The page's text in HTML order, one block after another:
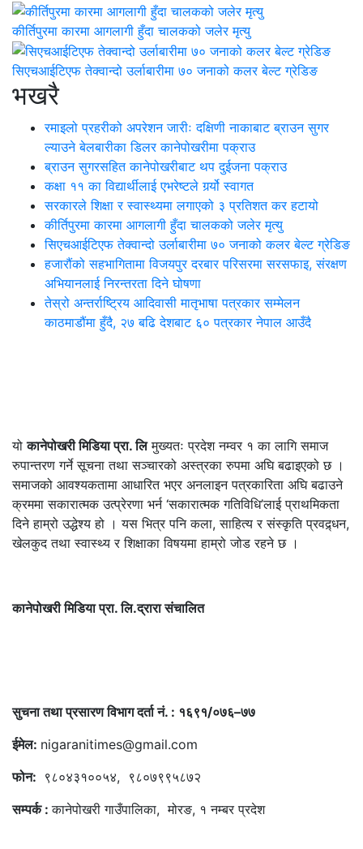
कीर्तिपुरमा कारमा आगलागी हुँदा चालकको जलेर मृत्यु
सिएचआईटिएफ तेक्वान्दो उर्लाबारीमा ७० जनाको कलर बेल्ट ग्रेडिङ
भखरै
रमाइलो प्रहरीको अपरेशन जारीः दक्षिणी नाकाबाट ब्राउन सुगर
ल्याउने बेलबारीका डिलर कानेपोखरीमा पक्राउ
ब्राउन सुगरसहित कानेपोखरीबाट थप दुईजना पक्राउ
कक्षा ११ का विद्यार्थीलाई एभरेष्टले गर्र्यो स्वागत
सरकारले शिक्षा र स्वास्थ्यमा लगाएको ३ प्रतिशत कर हटायो
कीर्तिपुरमा कारमा आगलागी हुँदा चालकको जलेर मृत्यु
सिएचआईटिएफ तेक्वान्दो उर्लाबारीमा ७० जनाको कलर बेल्ट ग्रेडिङ
हजारौंको सहभागितामा विजयपुर दरबार परिसरमा सरसफाइ, संरक्षण
अभियानलाई निरन्तरता दिने घोषणा
तेस्रो अन्तर्राष्ट्रिय आदिवासी मातृभाषा पत्रकार सम्मेलन
काठमाडौंमा हुँदै, २७ बढि देशबाट ६० पत्रकार नेपाल आउँदै
योकानेपोखरी मिडिया प्रा. लिमुख्यतः प्रदेश नम्वर १ का लागि समाज
रुपान्तरण गर्ने सूचना तथा सञ्चारको अस्त्रका रुपमा अघि बढाइएको छ ।
समाजको आवश्यकतामा आधारित भएर अनलाइन पत्रकारिता अघि बढाउने
क्रममा सकारात्मक उत्प्रेरणा भर्न ‘सकारात्मक गतिविधि’लाई प्राथमिकता
दिने हाम्रो उद्धेश्य हो । यस भित्र पनि कला, साहित्य र संस्कृति प्रवद्र्धन,
खेलकुद तथा स्वास्थ्य र शिक्षाका विषयमा हाम्रो जोड रहने छ ।
कानेपोखरी मिडिया प्रा. लि.द्रारा संचालित
सुचना तथा प्रसारण विभाग दर्ता नं. : १६९१/०७६–७७
ईमेल: nigaranitimes@gmail.com
फोन: ९८०४३१००५४, ९८०७९९५८७२
सम्पर्क :कानेपोखरी गाउँपालिका, मोरङ, १ नम्बर प्रदेश